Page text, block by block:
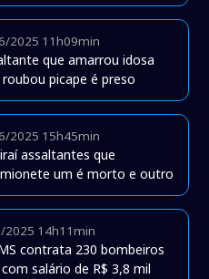
2025 11h09min
que amarrou idosa
picape é preso
2025 15h45min
assaltantes que
um é morto e outro
2025 14h11min
contrata 230 bombeiros
salário de R$ 3,8 mil